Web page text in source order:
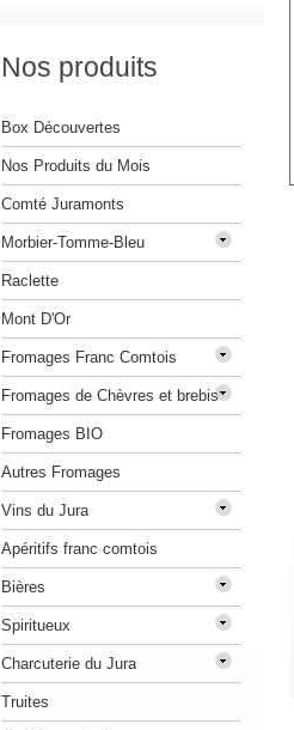
Nos produits
Box Découvertes
Nos Produits du Mois
Comté Juramonts
Morbier-Tomme-Bleu
Raclette
Mont D'Or
Fromages Franc Comtois
Fromages de Chèvres et brebis
Fromages BIO
Autres Fromages
Vins du Jura
Apéritifs franc comtois
Bières
Spiritueux
Charcuterie du Jura
Truites